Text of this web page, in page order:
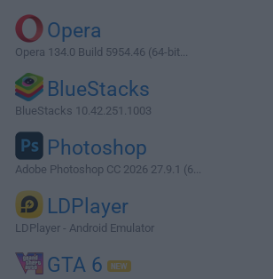
Opera
Opera 134.0 Build 5954.46 (64-bit...
BlueStacks
BlueStacks 10.42.251.1003
Photoshop
Adobe Photoshop CC 2026 27.9.1 (6...
LDPlayer
LDPlayer - Android Emulator
GTA 6